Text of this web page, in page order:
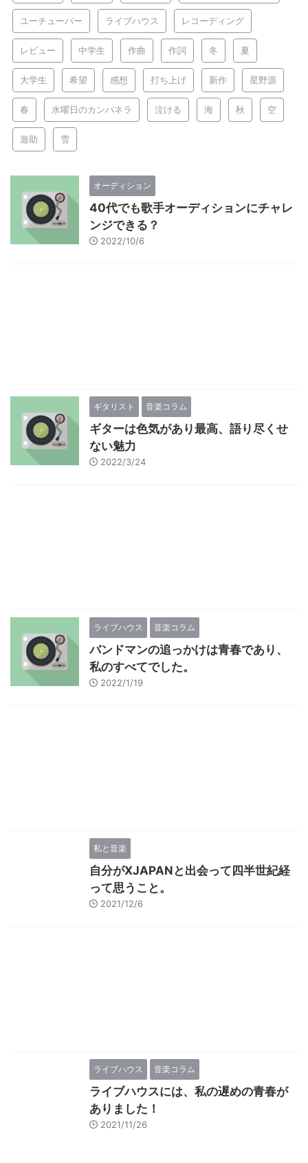
ユーチューバー ライブハウス レコーディング
レビュー 中学生 作曲 作詞 冬 夏
大学生 希望 感想 打ち上げ 新作 星野源
春 水曜日のカンパネラ 泣ける 海 秋 空
遊助 雪
オーディション
40代でも歌手オーディションにチャレ
ンジできる？
2022/10/6
ギタリスト 音楽コラム
ギターは色気があり最高、語り尽くせ
ない魅力
2022/3/24
ライブハウス 音楽コラム
バンドマンの追っかけは青春であり、
私のすべてでした。
2022/1/19
私と音楽
自分がXJAPANと出会って四半世紀経
って思うこと。
2021/12/6
ライブハウス 音楽コラム
ライブハウスには、私の遅めの青春が
ありました！
2021/11/26